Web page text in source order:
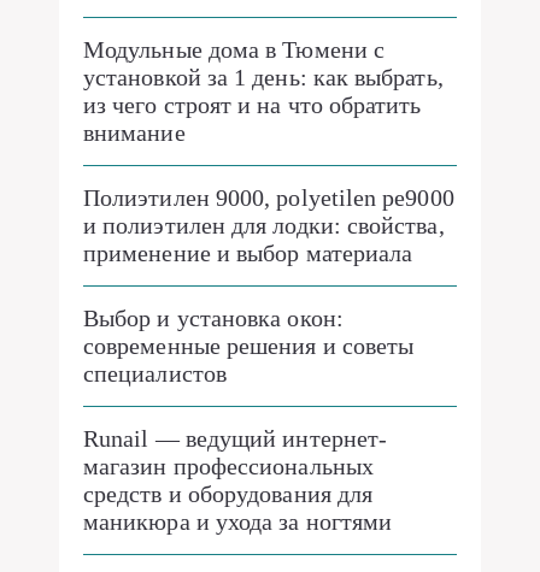
Модульные дома в Тюмени с
установкой за 1 день: как выбрать,
из чего строят и на что обратить
внимание
Полиэтилен 9000, polyetilen pe9000
и полиэтилен для лодки: свойства,
применение и выбор материала
Выбор и установка окон:
современные решения и советы
специалистов
Runail — ведущий интернет-
магазин профессиональных
средств и оборудования для
маникюра и ухода за ногтями